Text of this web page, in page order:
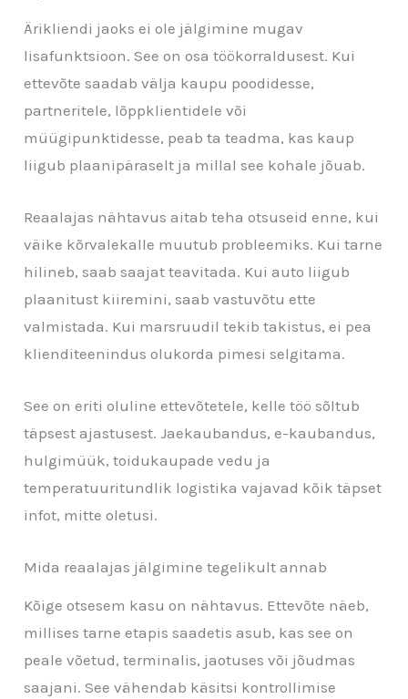
Ärikliendi jaoks ei ole jälgimine mugav
lisafunktsioon. See on osa töökorraldusest. Kui
ettevõte saadab välja kaupu poodidesse,
partneritele, lõppklientidele või
müügipunktidesse, peab ta teadma, kas kaup
liigub plaanipäraselt ja millal see kohale jõuab.
Reaalajas nähtavus aitab teha otsuseid enne, kui
väike kõrvalekalle muutub probleemiks. Kui tarne
hilineb, saab saajat teavitada. Kui auto liigub
plaanitust kiiremini, saab vastuvõtu ette
valmistada. Kui marsruudil tekib takistus, ei pea
klienditeenindus olukorda pimesi selgitama.
See on eriti oluline ettevõtetele, kelle töö sõltub
täpsest ajastusest. Jaekaubandus, e-kaubandus,
hulgimüük, toidukaupade vedu ja
temperatuuritundlik logistika vajavad kõik täpset
infot, mitte oletusi.
Mida reaalajas jälgimine tegelikult annab
Kõige otsesem kasu on nähtavus. Ettevõte näeb,
millises tarne etapis saadetis asub, kas see on
peale võetud, terminalis, jaotuses või jõudmas
saajani. See vähendab käsitsi kontrollimise